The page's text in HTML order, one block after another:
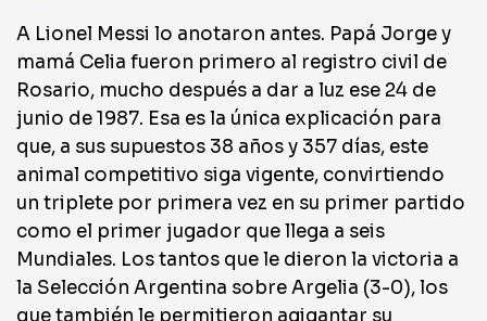
A Lionel Messi lo anotaron antes. Papá Jorge y
mamá Celia fueron primero al registro civil de
Rosario, mucho después a dar a luz ese 24 de
junio de 1987. Esa es la única explicación para
que, a sus supuestos 38 años y 357 días, este
animal competitivo siga vigente, convirtiendo
un triplete por primera vez en su primer partido
como el primer jugador que llega a seis
Mundiales. Los tantos que le dieron la victoria a
la Selección Argentina sobre Argelia (3-0), los
que también le permitieron agigantar su